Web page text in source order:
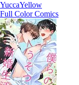
YuccaYellow
Full Color Comics